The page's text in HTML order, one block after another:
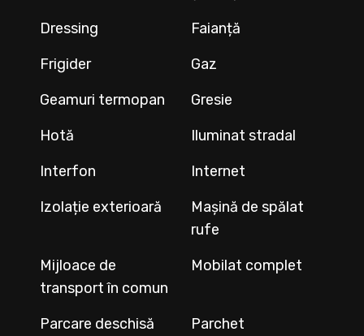
Dressing
Faianță
Frigider
Gaz
Geamuri termopan
Gresie
Hotă
Iluminat stradal
Interfon
Internet
Izolație exterioară
Mașină de spălat
rufe
Mijloace de
transport în comun
Mobilat complet
Parcare deschisă
Parchet